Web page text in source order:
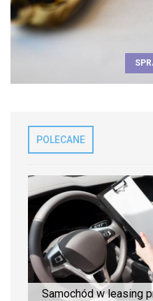
POLECANE
Samochód w leasing